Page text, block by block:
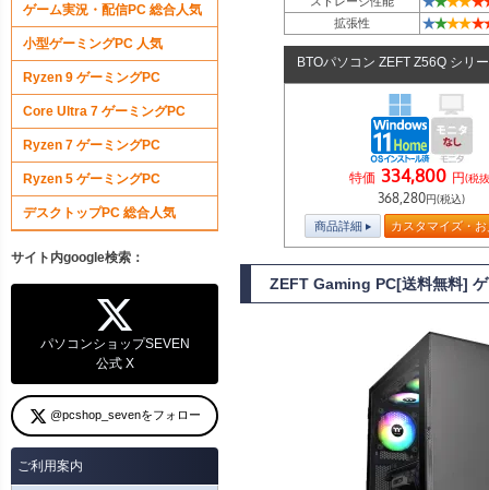
拡張性 ★★★★★
BTOパソコン ZEFT Z56Q シリ
特価 334,800 円(税
368,280円(税込)
商品詳細 カスタマイズ・
ZEFT Gaming PC[送料無料]
ゲーム実況・配信PC 総合人気
小型ゲーミングPC 人気
Ryzen 9 ゲーミングPC
Core Ultra 7 ゲーミングPC
Ryzen 7 ゲーミングPC
Ryzen 5 ゲーミングPC
デスクトップPC 総合人気
サイト内google検索：
パソコンショップSEVEN
公式 X
@pcshop_sevenをフォロー
ご利用案内